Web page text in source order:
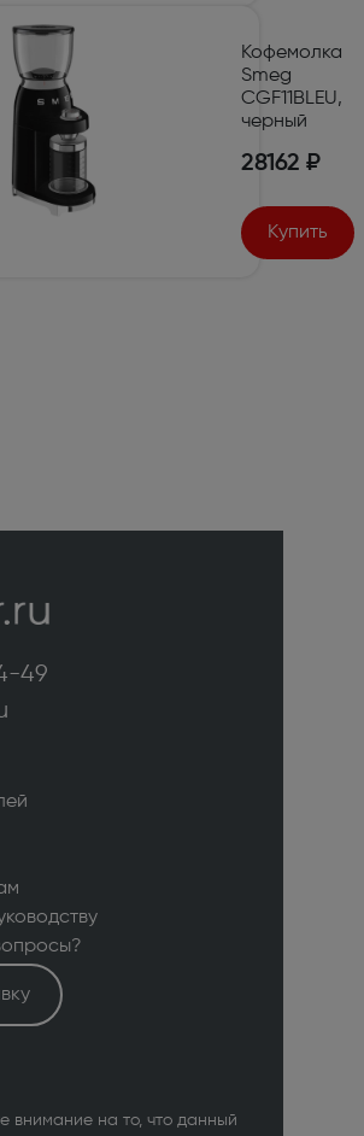
Кофемолка
Smeg
CGF11BLEU,
черный
28162 ₽
Купить
49
на то, что данный